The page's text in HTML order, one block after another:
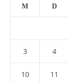
M D
3 4
10 11